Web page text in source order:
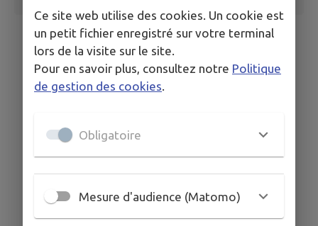
Ce site web utilise des cookies. Un cookie est
un petit fichier enregistré sur votre terminal
lors de la visite sur le site.
Pour en savoir plus, consultez notre Politique
de gestion des cookies.
Obligatoire
Mesure d'audience (Matomo)